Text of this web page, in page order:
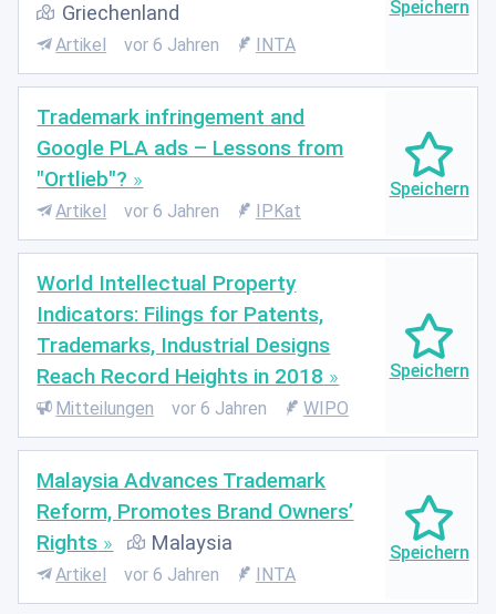
Griechenland
Artikel vor 6 Jahren INTA
Trademark infringement and
Google PLA ads – Lessons from
"Ortlieb"?
Artikel vor 6 Jahren IPKat
World Intellectual Property
Indicators: Filings for Patents,
Trademarks, Industrial Designs
Reach Record Heights in 2018
Mitteilungen vor 6 Jahren WIPO
​Malaysia Advances Trademark
Reform, Promotes Brand Owners’
Rights
Malaysia
Artikel vor 6 Jahren INTA